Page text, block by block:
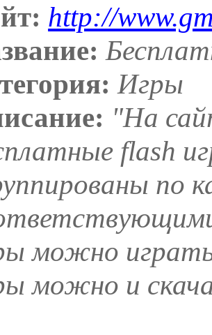
http://
Игры
"На
flash
по
можно
можно и